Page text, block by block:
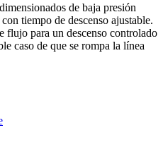
de baja presión
tiempo de descenso ajustable.
flujo para un descenso controlado
caso de que se rompa la línea